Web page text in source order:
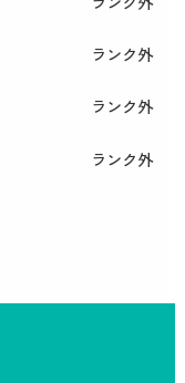
ランク外
ランク外
ランク外